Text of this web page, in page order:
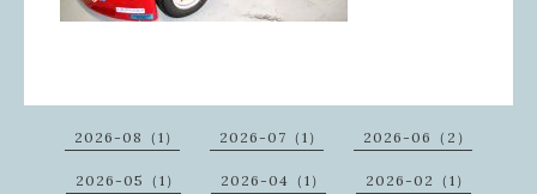
2026-08（1） 2026-07（1） 2026-06（2）
2026-05（1） 2026-04（1） 2026-02（1）